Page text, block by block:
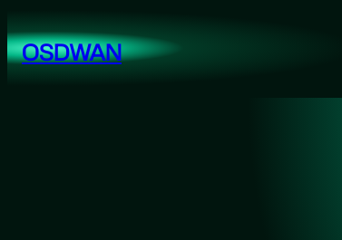
至
内OSDWAN